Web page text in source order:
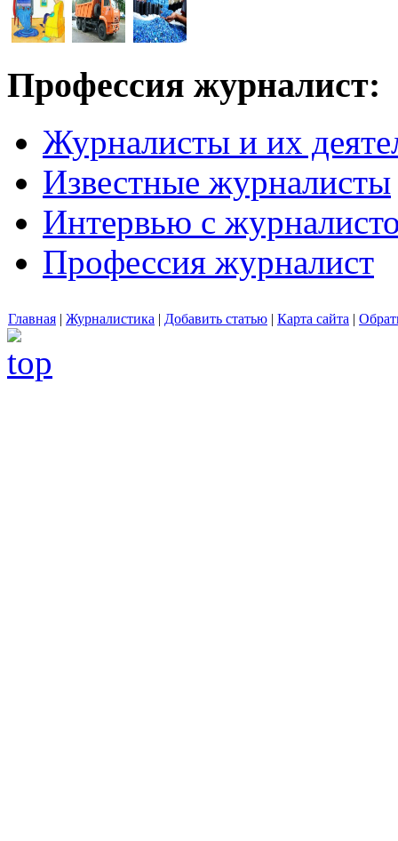
Профессия журналист:
Журналисты и их
Известные журналисты
Интервью с
Профессия журналист
Главная | Журналистика | Добавить статью | Карта сайта |